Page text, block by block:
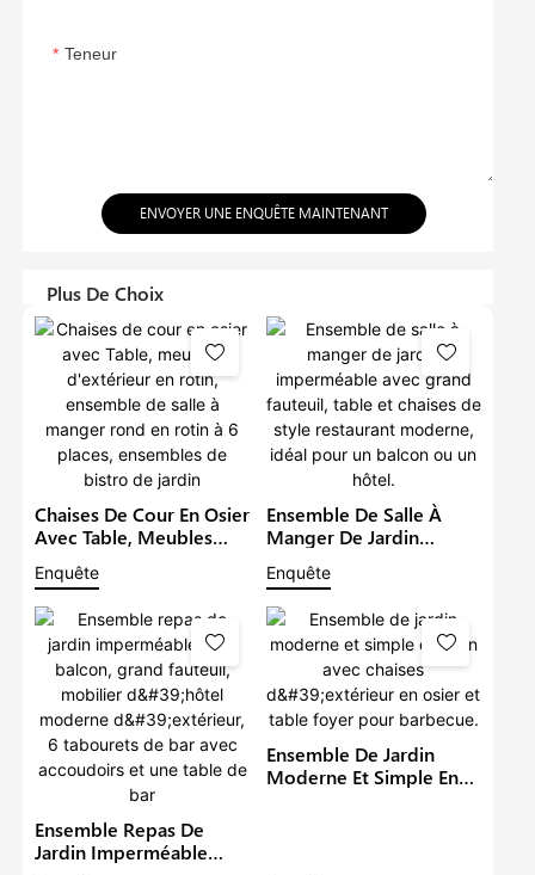
Teneur
ENVOYER UNE ENQUÊTE MAINTENANT
Plus De Choix
Chaises De Cour En Osier
Avec Table, Meubles
D'extérieur En Rotin,
Ensemble De Salle À
Manger Rond En Rotin À
6 Places, Ensembles De
Bistro De Jardin
Enquête
Ensemble De Salle À
Manger De Jardin
Imperméable Avec
Grand Fauteuil, Table Et
Chaises De Style
Restaurant Moderne,
Idéal Pour Un Balcon Ou
Un Hôtel.
Enquête
Ensemble Repas De
Jardin Imperméable
Ensemble De Jardin
Moderne Et Simple En